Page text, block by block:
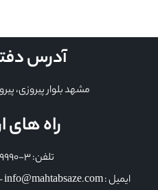
آدرس
مشهد بلوار پیروزی، پیروزی 23 ممیز 3
راه های
تلفن: 3-38769990 (051)
ایمیل : mahtabsazeh0@gmail.com – info@mahtabsaze.com